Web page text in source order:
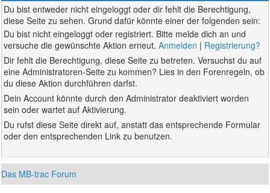
Du bist entweder nicht eingeloggt oder dir fehlt die Berechtigung,
diese Seite zu sehen. Grund dafür könnte einer der folgenden sein:
Du bist nicht eingeloggt oder registriert. Bitte melde dich an und
versuche die gewünschte Aktion erneut.Anmelden | Registrierung?
Dir fehlt die Berechtigung, diese Seite zu betreten. Versuchst du auf
eine Administratoren-Seite zu kommen? Lies in den Forenregeln, ob
du diese Aktion durchführen darfst.
Dein Account könnte durch den Administrator deaktiviert worden
sein oder wartet auf Aktivierung.
Du rufst diese Seite direkt auf, anstatt das entsprechende Formular
oder den entsprechenden Link zu benutzen.
Das MB-trac Forum